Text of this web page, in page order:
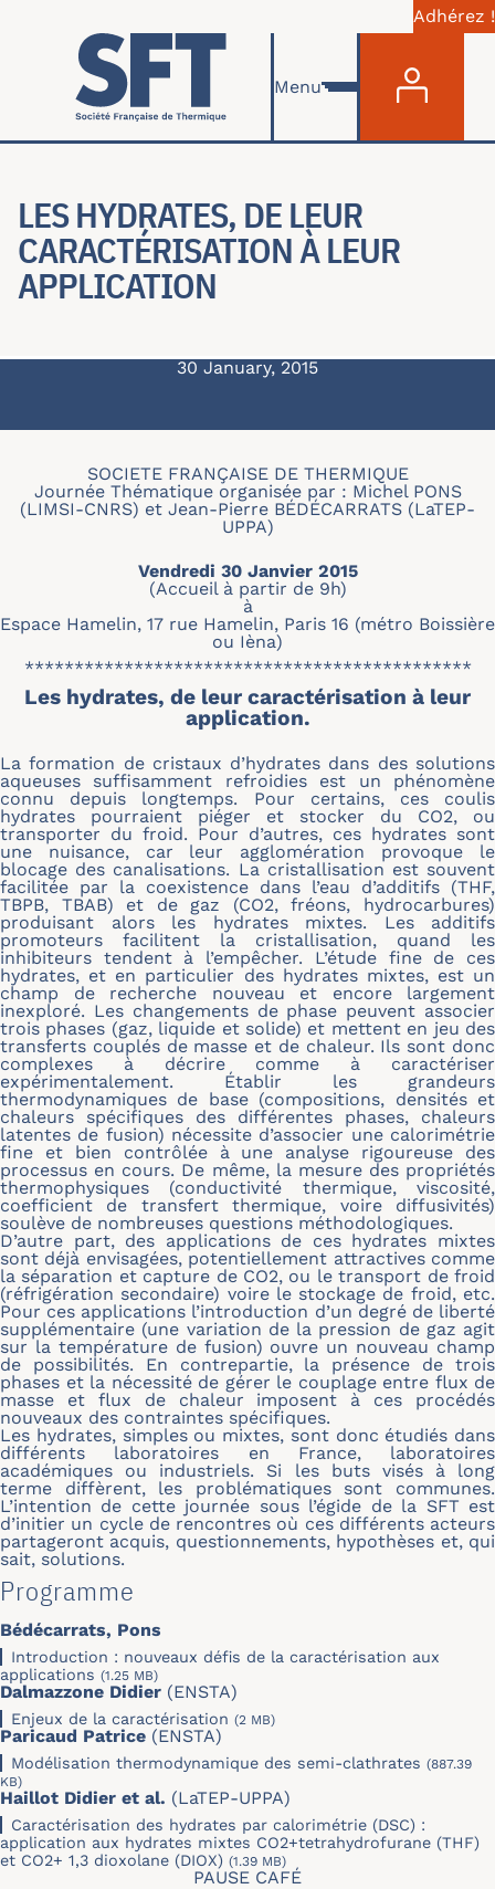
Skip to main content
Adhérez !
Menu
LES HYDRATES, DE LEUR
CARACTÉRISATION À LEUR
APPLICATION
30 January, 2015
SOCIETE FRANÇAISE DE THERMIQUE
Journée Thématique organisée par : Michel PONS
(LIMSI-CNRS) et Jean-Pierre BÉDÉCARRATS (LaTEP-
UPPA)
Vendredi 30 Janvier 2015
(Accueil à partir de 9h)
à
Espace Hamelin, 17 rue Hamelin, Paris 16 (métro Boissière
ou Ièna)
*********************************************
Les hydrates, de leur caractérisation à leur
application.
La formation de cristaux d’hydrates dans des solutions
aqueuses suffisamment refroidies est un phénomène
connu depuis longtemps. Pour certains, ces coulis
hydrates pourraient piéger et stocker du CO2, ou
transporter du froid. Pour d’autres, ces hydrates sont
une nuisance, car leur agglomération provoque le
blocage des canalisations. La cristallisation est souvent
facilitée par la coexistence dans l’eau d’additifs (THF,
TBPB, TBAB) et de gaz (CO2, fréons, hydrocarbures)
produisant alors les hydrates mixtes. Les additifs
promoteurs facilitent la cristallisation, quand les
inhibiteurs tendent à l’empêcher. L’étude fine de ces
hydrates, et en particulier des hydrates mixtes, est un
champ de recherche nouveau et encore largement
inexploré. Les changements de phase peuvent associer
trois phases (gaz, liquide et solide) et mettent en jeu des
transferts couplés de masse et de chaleur. Ils sont donc
complexes à décrire comme à caractériser
expérimentalement. Établir les grandeurs
thermodynamiques de base (compositions, densités et
chaleurs spécifiques des différentes phases, chaleurs
latentes de fusion) nécessite d’associer une calorimétrie
fine et bien contrôlée à une analyse rigoureuse des
processus en cours. De même, la mesure des propriétés
thermophysiques (conductivité thermique, viscosité,
coefficient de transfert thermique, voire diffusivités)
soulève de nombreuses questions méthodologiques.
D’autre part, des applications de ces hydrates mixtes
sont déjà envisagées, potentiellement attractives comme
la séparation et capture de CO2, ou le transport de froid
(réfrigération secondaire) voire le stockage de froid, etc.
Pour ces applications l’introduction d’un degré de liberté
supplémentaire (une variation de la pression de gaz agit
sur la température de fusion) ouvre un nouveau champ
de possibilités. En contrepartie, la présence de trois
phases et la nécessité de gérer le couplage entre flux de
masse et flux de chaleur imposent à ces procédés
nouveaux des contraintes spécifiques.
Les hydrates, simples ou mixtes, sont donc étudiés dans
différents laboratoires en France, laboratoires
académiques ou industriels. Si les buts visés à long
terme diffèrent, les problématiques sont communes.
L’intention de cette journée sous l’égide de la SFT est
d’initier un cycle de rencontres où ces différents acteurs
partageront acquis, questionnements, hypothèses et, qui
sait, solutions.
Programme
Bédécarrats, Pons
Introduction : nouveaux défis de la caractérisation aux
applications (1.25 MB)
Dalmazzone Didier (ENSTA)
Enjeux de la caractérisation (2 MB)
Paricaud Patrice (ENSTA)
Modélisation thermodynamique des semi-clathrates (887.39
KB)
Haillot Didier et al. (LaTEP-UPPA)
Caractérisation des hydrates par calorimétrie (DSC) :
application aux hydrates mixtes CO2+tetrahydrofurane (THF)
et CO2+ 1,3 dioxolane (DIOX) (1.39 MB)
PAUSE CAFÉ